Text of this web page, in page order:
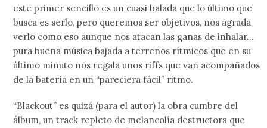
este primer sencillo es un cuasi balada que lo último que
busca es serlo, pero queremos ser objetivos, nos agrada
verlo como eso aunque nos atacan las ganas de inhalar…
pura buena música bajada a terrenos rítmicos que en su
último minuto nos regala unos riffs que van acompañados
de la batería en un “pareciera fácil” ritmo.
“Blackout” es quizá (para el autor) la obra cumbre del
álbum, un track repleto de melancolía destructora que